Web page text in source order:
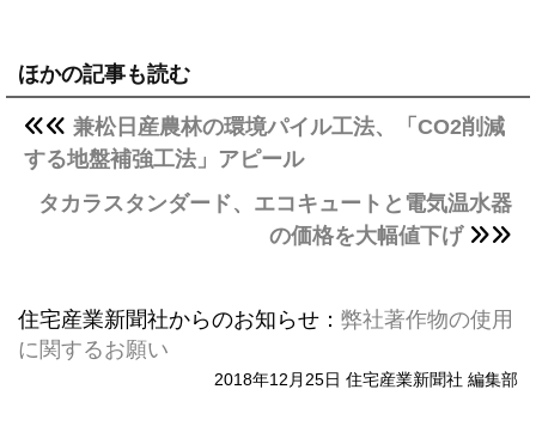
ほかの記事も読む
兼松日産農林の環境パイル工法、「CO2削減
する地盤補強工法」アピール
タカラスタンダード、エコキュートと電気温水器
の価格を大幅値下げ
住宅産業新聞社からのお知らせ： 弊社著作物の使用
に関するお願い
2018年12月25日 住宅産業新聞社 編集部